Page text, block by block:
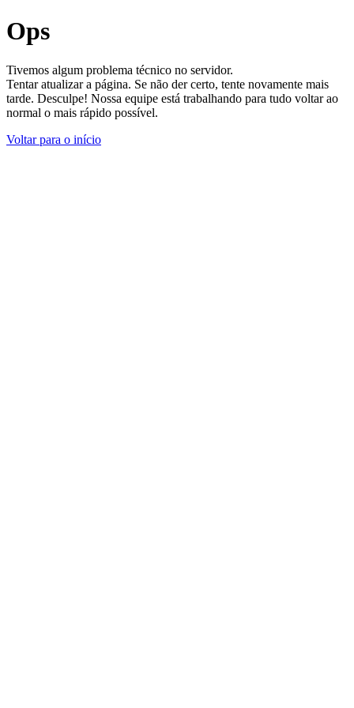
Ops
Tivemos algum problema técnico no servidor.
Tentar atualizar a página. Se não der certo, tente novamente mais
tarde. Desculpe! Nossa equipe está trabalhando para tudo voltar ao
normal o mais rápido possível.
Voltar para o início